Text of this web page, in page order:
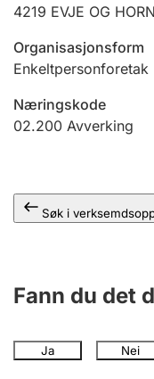
Andre tema
4219 EVJE OG
Organisasjonsform
Enkeltpersonforetak
Næringskode
02.200 Avverking
Søk i
Fann du det
Ja Nei